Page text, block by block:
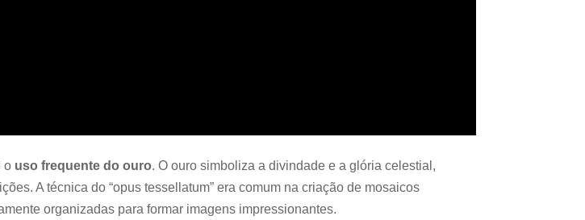
o uso frequente do ouro. O ouro simboliza a divindade e a glória celestial,
A técnica do “opus tessellatum” era comum na criação de mosaicos
organizadas para formar imagens impressionantes.